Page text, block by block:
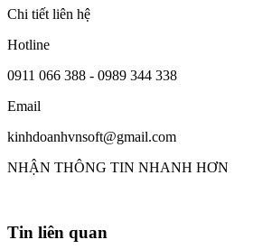
Chi tiết liên hệ
Hotline
0911 066 388 - 0989 344 338
Email
kinhdoanhvnsoft@gmail.com
NHẬN THÔNG TIN NHANH HƠN
Tin liên quan